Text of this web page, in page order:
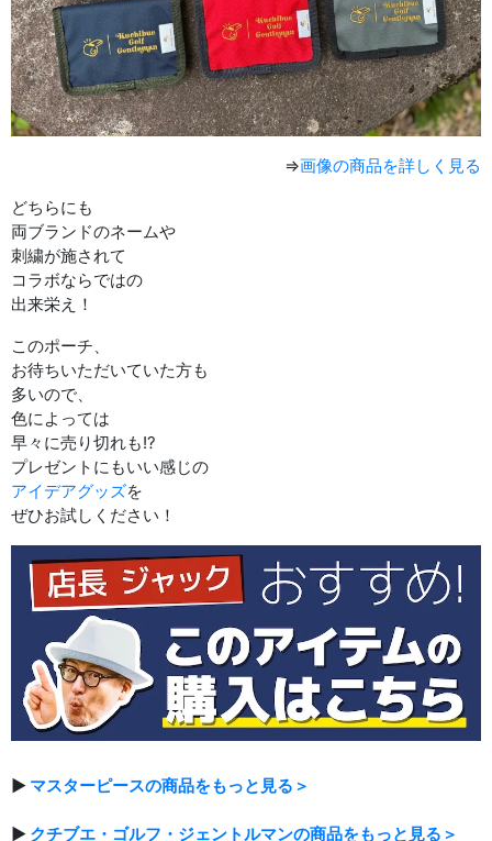
⇒画像の商品を詳しく見る
どちらにも
両ブランドのネームや
刺繍が施されて
コラボならではの
出来栄え！
このポーチ、
お待ちいただいていた方も
多いので、
色によっては
早々に売り切れも!?
プレゼントにもいい感じの
アイデアグッズを
ぜひお試しください！
▶ マスターピースの商品をもっと見る＞
▶ クチブエ・ゴルフ・ジェントルマンの商品をもっと見る＞